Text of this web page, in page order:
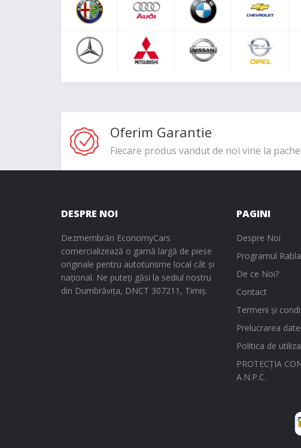
Oferim Garantie
Fiecare produs vandut de noi vine la
DESPRE NOI
Dezmembrări EconomyCars
comercializează o gamă largă de piese
originale pentru autoturisme local cât și
național. Ne puteți găsi la sediul nostru
din Dumbrăvița, DNCT 307211, Timiș.
PAGINI
Despre Noi
Programul Rabla
De ce Noi?
Contact
Termeni și
Prelucrarea
Politica de
PROTECŢIA
A.N.P.C.